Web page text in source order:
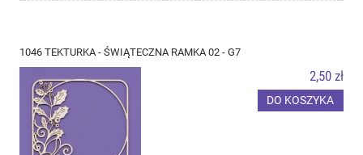
1046 TEKTURKA - ŚWIĄTECZNA RAMKA 02 - G7
2,50 zł
DO KOSZYKA